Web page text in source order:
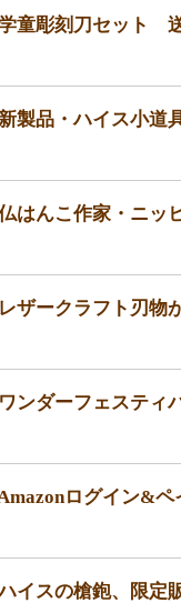
童彫刻刀セット
製品・ハイス小道
はんこ作家・ニッ
ザークラフト刃物
ンダーフェスティ
ログイン&
イスの槍鉋、限定